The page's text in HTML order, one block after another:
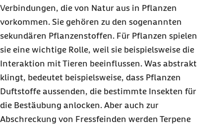
Verbindungen, die von Natur aus in Pflanzen
vorkommen. Sie gehören zu den sogenannten
sekundären Pflanzenstoffen. Für Pflanzen spielen
sie eine wichtige Rolle, weil sie beispielsweise die
Interaktion mit Tieren beeinflussen. Was abstrakt
klingt, bedeutet beispielsweise, dass Pflanzen
Duftstoffe aussenden, die bestimmte Insekten für
die Bestäubung anlocken. Aber auch zur
Abschreckung von Fressfeinden werden Terpene